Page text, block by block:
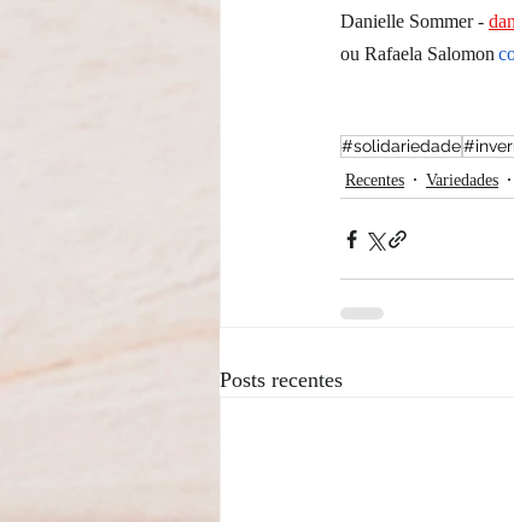
Danielle Sommer -
ou Rafaela Salomon
#solidariedade
Recentes Variedades
Posts recentes